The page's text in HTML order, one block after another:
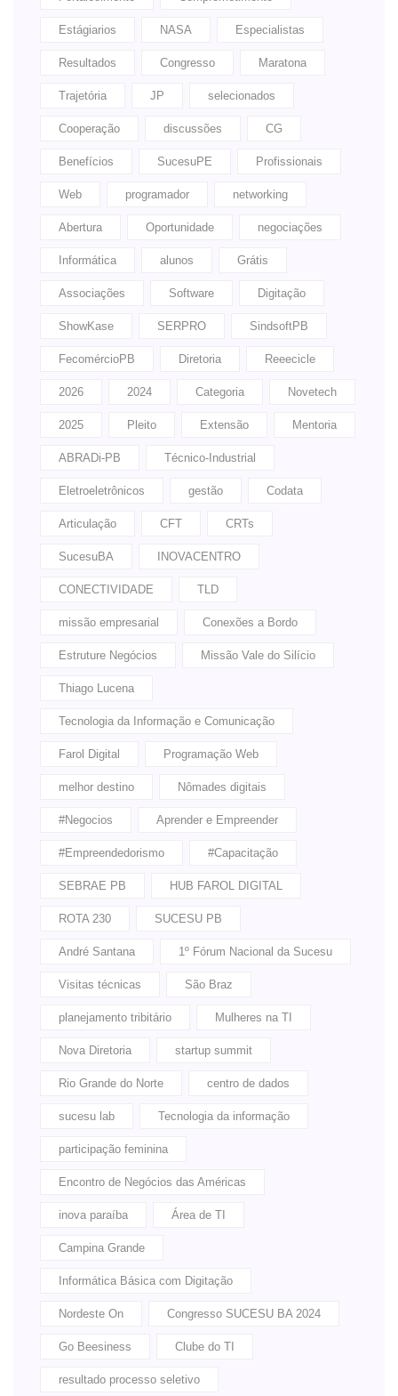
Estágiarios NASA Especialistas
Resultados Congresso Maratona
Trajetória JP selecionados
Cooperação discussões CG
Benefícios SucesuPE Profissionais
Web programador networking
Abertura Oportunidade negociações
Informática alunos Grátis
Associações Software Digitação
ShowKase SERPRO SindsoftPB
FecomércioPB Diretoria Reeecicle
2026 2024 Categoria Novetech
2025 Pleito Extensão Mentoria
ABRADi-PB Técnico-Industrial
Eletroeletrônicos gestão Codata
Articulação CFT CRTs
SucesuBA INOVACENTRO
CONECTIVIDADE TLD
missão empresarial Conexões a Bordo
Estruture Negócios Missão Vale do Silício
Thiago Lucena
Tecnologia da Informação e Comunicação
Farol Digital Programação Web
melhor destino Nômades digitais
#Negocios Aprender e Empreender
#Empreendedorismo #Capacitação
SEBRAE PB HUB FAROL DIGITAL
ROTA 230 SUCESU PB
André Santana 1º Fórum Nacional da Sucesu
Visitas técnicas São Braz
planejamento tribitário Mulheres na TI
Nova Diretoria startup summit
Rio Grande do Norte centro de dados
sucesu lab Tecnologia da informação
participação feminina
Encontro de Negócios das Américas
inova paraíba Área de TI
Campina Grande
Informática Básica com Digitação
Nordeste On Congresso SUCESU BA 2024
Go Beesiness Clube do TI
resultado processo seletivo